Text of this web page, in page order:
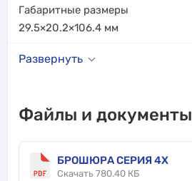
Габаритные размеры
29.5×20.2×106.4 мм
Развернуть
Файлы и документы
БРОШЮРА СЕРИЯ 4X
Скачать 780.40 КБ